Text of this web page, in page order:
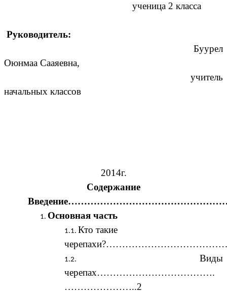
ученица 2 класса
Руководитель:
Буурел
Оюнмаа Сааяевна,
учитель
начальных классов
2014г.
Содержание
Основная часть
Кто такие
Виды
черепах……………………………….
…………………..2